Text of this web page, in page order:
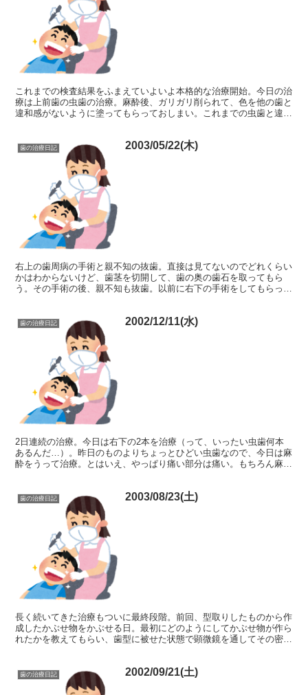
これまでの検査結果をふまえていよいよ本格的な治療開始。今日の治
療は上前歯の虫歯の治療。麻酔後、ガリガリ削られて、色を他の歯と
違和感がないように塗ってもらっておしまい。これまでの虫歯と違っ
歯の治療日記 2003/05/22(木)
右上の歯周病の手術と親不知の抜歯。直接は見てないのでどれくらい
かはわからないけど、歯茎を切開して、歯の奥の歯石を取ってもら
う。その手術の後、親不知も抜歯。以前に右下の手術をしてもらった
歯の治療日記 2002/12/11(水)
2日連続の治療。今日は右下の2本を治療（って、いったい虫歯何本
あるんだ…）。昨日のものよりちょっとひどい虫歯なので、今日は麻
酔をうって治療。とはいえ、やっぱり痛い部分は痛い。もちろん麻酔
歯の治療日記 2003/08/23(土)
長く続いてきた治療もついに最終段階。前回、型取りしたものから作
成したかぶせ物をかぶせる日。最初にどのようにしてかぶせ物が作ら
れたかを教えてもらい、歯型に被せた状態で顕微鏡を通してその密着
歯の治療日記 2002/09/21(土)